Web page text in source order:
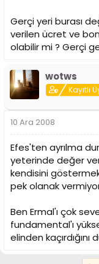
Gerçi yeri burası
verilen ücret ve
olabilir mi ? Gerçi
wotws
Kayıtlı
10 Ara 2008
Efes'ten ayrılma
yeterinde değer
kendisini
pek olanak
Ben Ermal'ı çok
fundamental'ı
elinden kaçırdığını